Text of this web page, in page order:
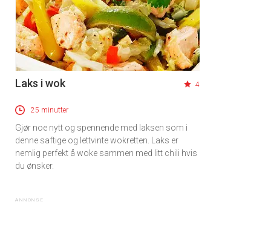
Laks i wok 4
25 minutter
Gjør noe nytt og spennende med laksen som i
denne saftige og lettvinte wokretten. Laks er
nemlig perfekt å woke sammen med litt chili hvis
du ønsker.